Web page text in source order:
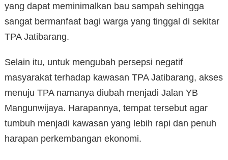
yang dapat meminimalkan bau sampah sehingga
sangat bermanfaat bagi warga yang tinggal di sekitar
TPA Jatibarang.
Selain itu, untuk mengubah persepsi negatif
masyarakat terhadap kawasan TPA Jatibarang, akses
menuju TPA namanya diubah menjadi Jalan YB
Mangunwijaya. Harapannya, tempat tersebut agar
tumbuh menjadi kawasan yang lebih rapi dan penuh
harapan perkembangan ekonomi.